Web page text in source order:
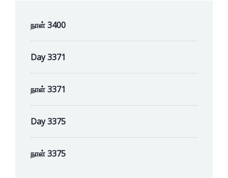
நாள் 3400
Day 3371
நாள் 3371
Day 3375
நாள் 3375